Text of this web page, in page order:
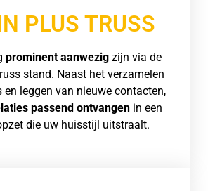
PLUS TRUSS
prominent aanwezigzijn via de
stand. Naast het verzamelen
en leggen van nieuwe contacten,
passend ontvangenin een
die uw huisstijl uitstraalt.